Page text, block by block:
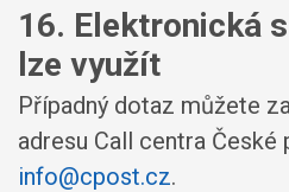
16. Elektronická
lze využít
Případný dotaz můžete
adresu Call centra České
info@cpost.cz.